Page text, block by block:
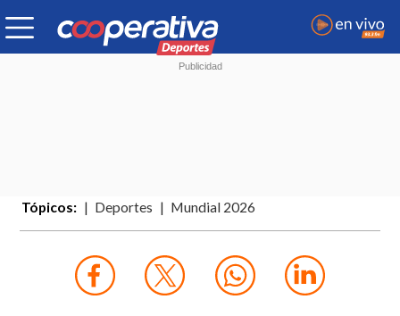
Tópicos: Deportes Mundial 2026